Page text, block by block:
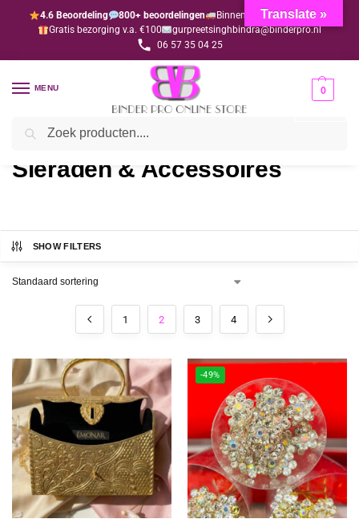
4.6 Beoordeling 800+ beoordelingen
Binnen 1-3 dagen geleverd
Gratis bezorging v.a. €100
gurpreetsinghbindra@binderpro.nl
06 57 35 04 25
MENU 0
Home Sieraden & Accessoires
Sieraden & Accessoires
SHOW FILTERS
1 2 3 4
-49%
Translate »